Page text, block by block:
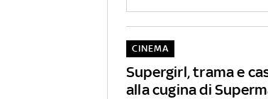
Supergirl, trama e
alla cugina di
CINEMA